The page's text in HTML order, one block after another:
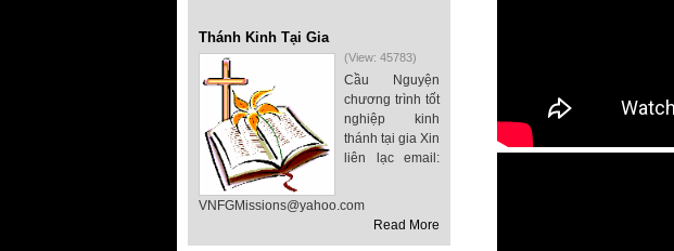
Thánh Kinh Tại Gia
(View: 45783)
Cầu Nguyện
chương trình tốt
nghiệp kinh
thánh tại gia Xin
liên lạc email:
VNFGMissions@yahoo.com
Read More